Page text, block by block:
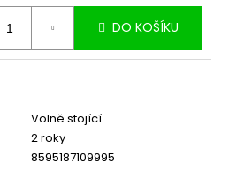
DO KOŠÍKU
Volně stojící
2 roky
8595187109995